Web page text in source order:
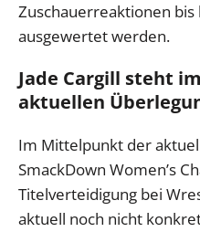
Zuschauerreaktionen bis
ausgewertet werden.
Jade Cargill steht
aktuellen
Im Mittelpunkt der
SmackDown Women’s
Titelverteidigung bei
aktuell noch nicht